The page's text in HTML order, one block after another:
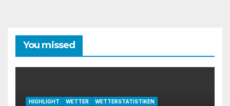
You missed
HIGHLIGHT WETTER WETTERSTATISTIKEN